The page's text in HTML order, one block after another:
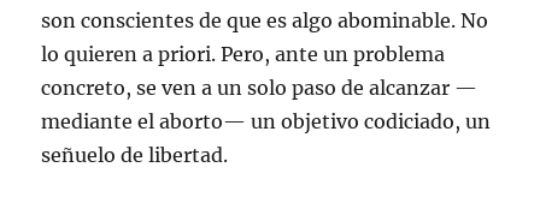
son conscientes de que es algo abominable. No
lo quieren a priori. Pero, ante un problema
concreto, se ven a un solo paso de alcanzar —
mediante el aborto— un objetivo codiciado, un
señuelo de libertad.